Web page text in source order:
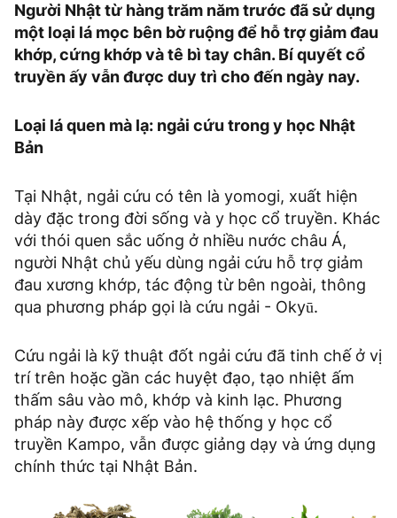
Người Nhật từ hàng trăm năm trước đã sử dụng
một loại lá mọc bên bờ ruộng để hỗ trợ giảm đau
khớp, cứng khớp và tê bì tay chân. Bí quyết cổ
truyền ấy vẫn được duy trì cho đến ngày nay.
Loại lá quen mà lạ: ngải cứu trong y học Nhật
Bản
Tại Nhật, ngải cứu có tên là yomogi, xuất hiện
dày đặc trong đời sống và y học cổ truyền. Khác
với thói quen sắc uống ở nhiều nước châu Á,
người Nhật chủ yếu dùng ngải cứu hỗ trợ giảm
đau xương khớp, tác động từ bên ngoài, thông
qua phương pháp gọi là cứu ngải - Okyū.
Cứu ngải là kỹ thuật đốt ngải cứu đã tinh chế ở vị
trí trên hoặc gần các huyệt đạo, tạo nhiệt ấm
thấm sâu vào mô, khớp và kinh lạc. Phương
pháp này được xếp vào hệ thống y học cổ
truyền Kampo, vẫn được giảng dạy và ứng dụng
chính thức tại Nhật Bản.